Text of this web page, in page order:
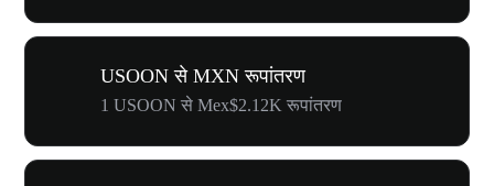
USOON से MXN रूपांतरण
1 USOON से Mex$2.12K रूपांतरण